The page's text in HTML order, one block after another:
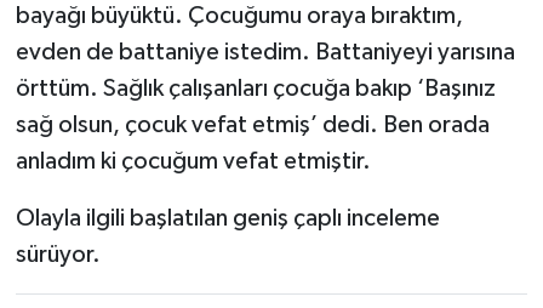
bayağı büyüktü. Çocuğumu oraya bıraktım,
evden de battaniye istedim. Battaniyeyi yarısına
örttüm. Sağlık çalışanları çocuğa bakıp ‘Başınız
sağ olsun, çocuk vefat etmiş’ dedi. Ben orada
anladım ki çocuğum vefat etmiştir.
Olayla ilgili başlatılan geniş çaplı inceleme
sürüyor.